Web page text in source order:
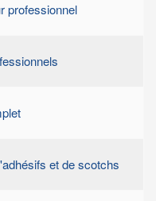
professionnel
et de scotchs